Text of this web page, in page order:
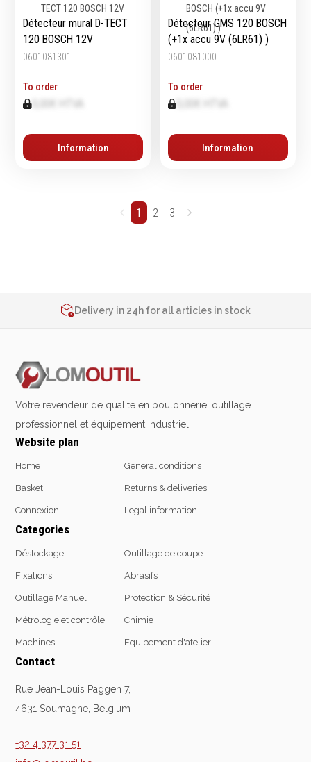
Détecteur mural D-TECT
120 BOSCH 12V
0601081301
To order
0,00€ HTVA
Information
Détecteur GMS 120 BOSCH
(+1x accu 9V (6LR61) )
0601081000
To order
Information
1 2 3
Delivery in 24h for all articles in stock
Votre revendeur de qualité en boulonnerie, outillage
professionnel et équipement industriel.
Website plan
Home
Basket
Connexion
General conditions
Returns & deliveries
Legal information
Categories
Déstockage
Fixations
Outillage Manuel
Métrologie et contrôle
Machines
Outillage de coupe
Abrasifs
Protection & Sécurité
Chimie
Equipement d'atelier
Contact
Rue Jean-Louis Paggen 7,
4631 Soumagne, Belgium
+32 4 377 31 51